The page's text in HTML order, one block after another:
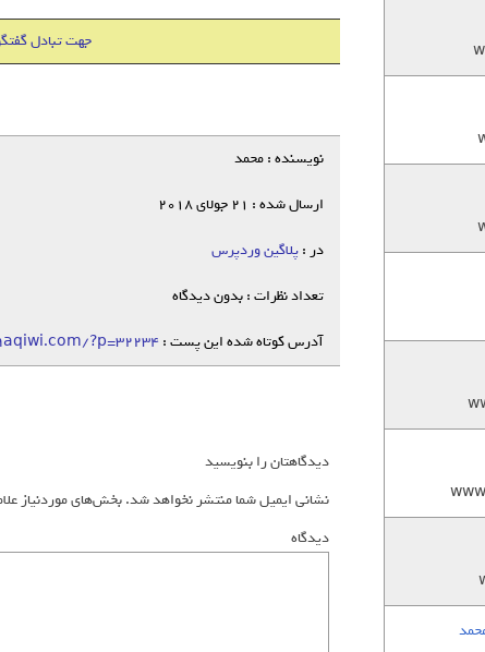
جهت تبادل
نویسنده : محمد
ارسال شده : 21 جولای 2018
در :پلاگین وردپرس
تعداد نظرات : بدون دیدگاه
آدرس کوتاه شده این پست :?p=32234
دیدگاهتان را بنویسید
نشانی ایمیل شما منتشر نخواهد شد.بخش‌های موردنیاز
دیدگاه